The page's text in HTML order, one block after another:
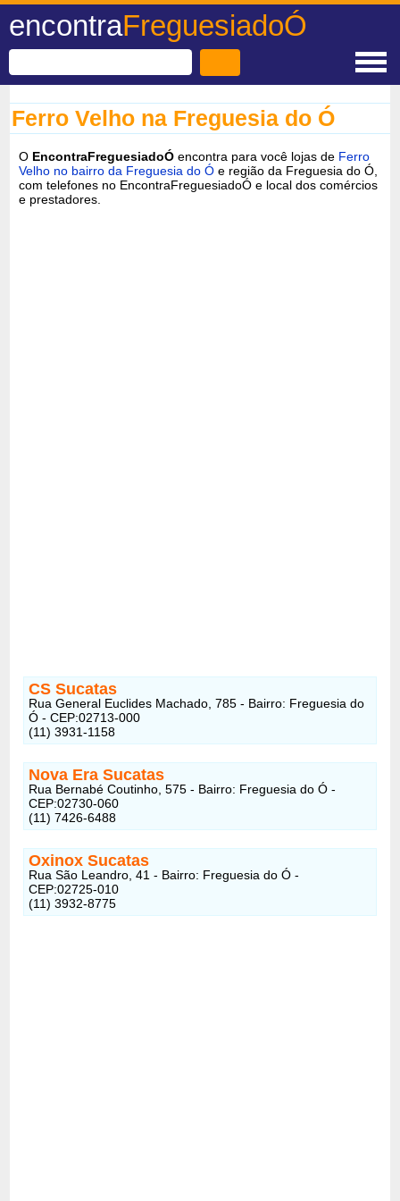
encontraFreguesiadoÓ
Ferro Velho na Freguesia do Ó
O EncontraFreguesiadoÓ encontra para você lojas de Ferro
Velho no bairro da Freguesia do Ó e região da Freguesia do Ó,
com telefones no EncontraFreguesiadoÓ e local dos comércios
e prestadores.
CS Sucatas
Rua General Euclides Machado, 785 - Bairro: Freguesia do
Ó - CEP:02713-000
(11) 3931-1158
Nova Era Sucatas
Rua Bernabé Coutinho, 575 - Bairro: Freguesia do Ó -
CEP:02730-060
(11) 7426-6488
Oxinox Sucatas
Rua São Leandro, 41 - Bairro: Freguesia do Ó -
CEP:02725-010
(11) 3932-8775